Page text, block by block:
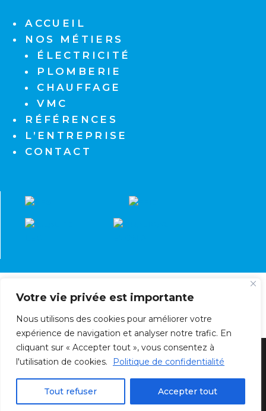
Votre vie privée est importante
Nous utilisons des cookies pour améliorer votre
expérience de navigation et analyser notre trafic. En
cliquant sur « Accepter tout », vous consentez à
l'utilisation de cookies.
Politique de confidentialité
Tout refuser Accepter tout
ACCUEIL
NOS MÉTIERS
ÉLECTRICITÉ
PLOMBERIE
CHAUFFAGE
VMC
RÉFÉRENCES
L’ENTREPRISE
CONTACT
- Tous droits réservés | ConceptionSIAM
INTERACTIVE